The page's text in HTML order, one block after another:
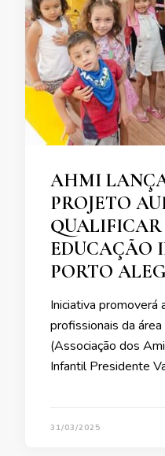
AHMI
PROJETO
QUALIFICAR
EDUCAÇÃO
PORTO
Iniciativa promoverá
profissionais da
(Associação dos
Infantil Presidente
31/03/2025